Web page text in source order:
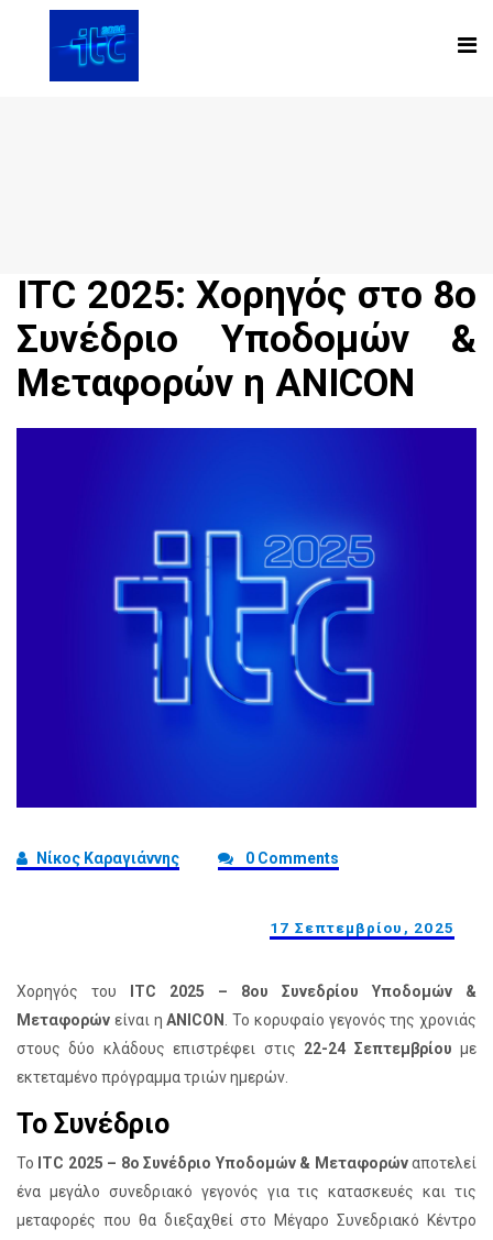
ITC 2025: Χορηγός στο 8ο
Συνέδριο Υποδομών &
Μεταφορών η ANICON
Νίκος Καραγιάννης 0 Comments
17 Σεπτεμβρίου, 2025
Χορηγός του
ITC 2025 – 8ου Συνεδρίου Υποδομών &
Μεταφορών είναι ηANICON
. Το κορυφαίο γεγονός της χρονιάς
στους δύο κλάδους επιστρέφει στις 22-24 Σεπτεμβρίου με
εκτεταμένο πρόγραμμα τριών ημερών.
Το Συνέδριο
To ITC 2025 – 8ο Συνέδριο Υποδομών & Μεταφορώναποτελεί
ένα μεγάλο συνεδριακό γεγονός για τις κατασκευές και τις
μεταφορές που θα διεξαχθεί στο Μέγαρο Συνεδριακό Κέντρο